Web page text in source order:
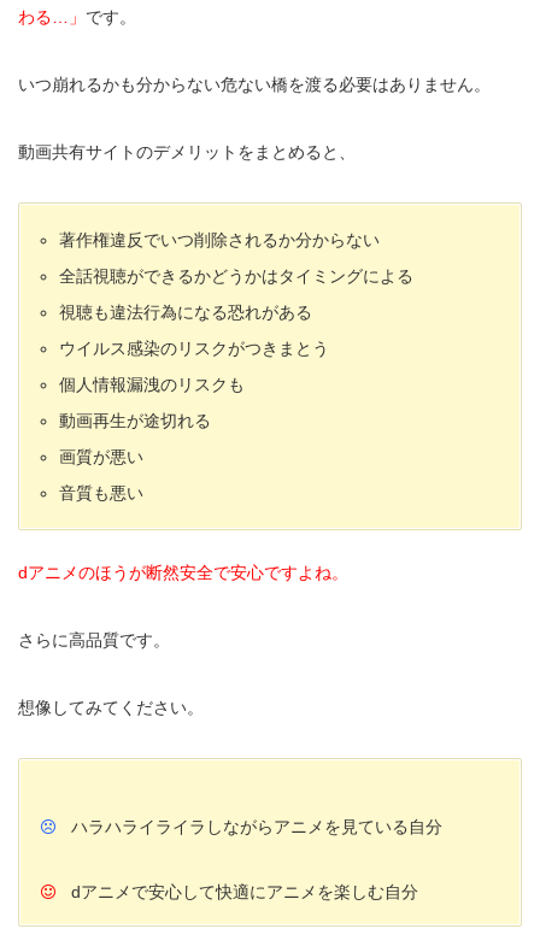
わる…」 です。
いつ崩れるかも分からない危ない橋を渡る必要はありません。
動画共有サイトのデメリットをまとめると、
著作権違反でいつ削除されるか分からない
全話視聴ができるかどうかはタイミングによる
視聴も違法行為になる恐れがある
ウイルス感染のリスクがつきまとう
個人情報漏洩のリスクも
動画再生が途切れる
画質が悪い
音質も悪い
dアニメのほうが断然安全で安心ですよね。
さらに高品質です。
想像してみてください。
ハラハライライラしながらアニメを見ている自分
dアニメで安心して快適にアニメを楽しむ自分